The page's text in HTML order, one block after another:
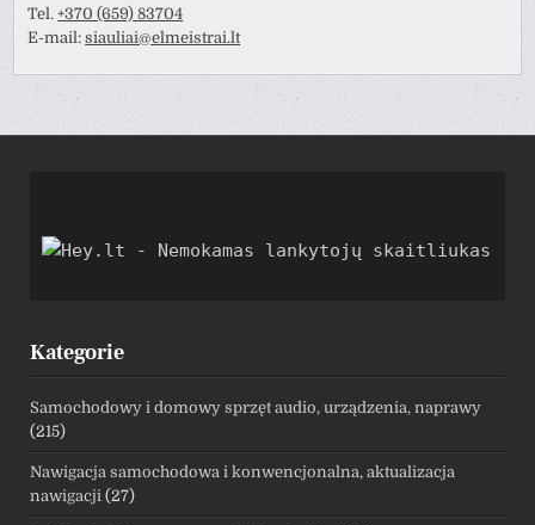
Tel.+370 (659) 83704
E-mail:siauliai@elmeistrai.lt
Kategorie
Samochodowy i domowy sprzęt audio, urządzenia, naprawy
(215)
Nawigacja samochodowa i konwencjonalna, aktualizacja
nawigacji (27)